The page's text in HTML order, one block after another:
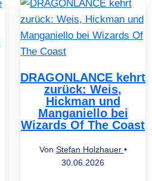
DRAGONLANCE kehrt
zurück: Weis,
Hickman und
Manganiello bei
Wizards Of The Coast
Von Stefan Holzhauer •
30.06.2026